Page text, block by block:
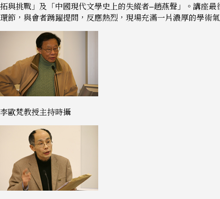
拓與挑戰」及「中國現代文學史上的失縱者–趙燕聲」。講座最
環節，與會者踴躍提問，反應熱烈，現場充滿一片濃厚的學術
李歐梵教授主持時攝